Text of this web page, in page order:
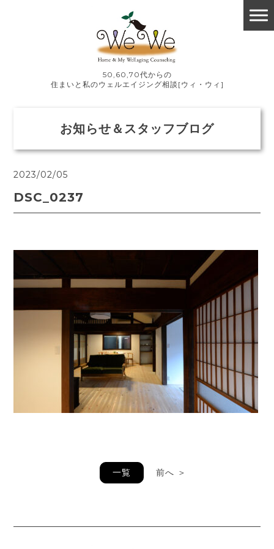
50,60,70代からの
住まいと私のウェルエイジング相談[ウィ・ウィ]
お知らせ＆スタッフブログ
2023/02/05
DSC_0237
一覧 前へ ＞